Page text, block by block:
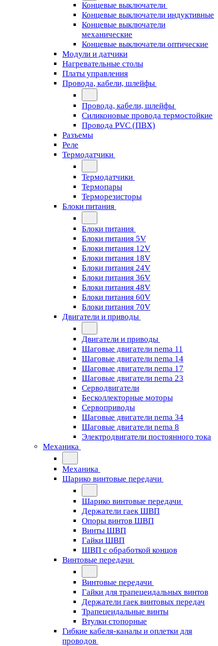
Концевые выключатели
Концевые выключатели индуктивные
Концевые выключатели
механические
Концевые выключатели оптические
Модули и датчики
Нагревательные столы
Платы управления
Провода, кабели, шлейфы
Провода, кабели, шлейфы
Силиконовые провода термостойкие
Провода PVC (ПВХ)
Разъемы
Реле
Термодатчики
Термодатчики
Термопары
Терморезисторы
Блоки питания
Блоки питания
Блоки питания 5V
Блоки питания 12V
Блоки питания 18V
Блоки питания 24V
Блоки питания 36V
Блоки питания 48V
Блоки питания 60V
Блоки питания 70V
Двигатели и приводы
Двигатели и приводы
Шаговые двигатели nema 11
Шаговые двигатели nema 14
Шаговые двигатели nema 17
Шаговые двигатели nema 23
Cерводвигатели
Бесколлекторные моторы
Сервоприводы
Шаговые двигатели nema 34
Шаговые двигатели nema 8
Электродвигатели постоянного тока
Механика
Механика
Шарико винтовые передачи
Шарико винтовые передачи
Держатели гаек ШВП
Опоры винтов ШВП
Винты ШВП
Гайки ШВП
ШВП с обработкой концов
Винтовые передачи
Винтовые передачи
Гайки для трапецеидальных винтов
Держатели гаек винтовых передач
Трапецеидальные винты
Втулки стопорные
Гибкие кабеля-каналы и оплетки для
проводов